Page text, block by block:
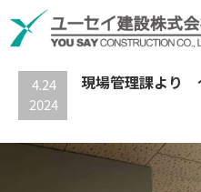
最新の記事
4.24
2024
現場管理課より